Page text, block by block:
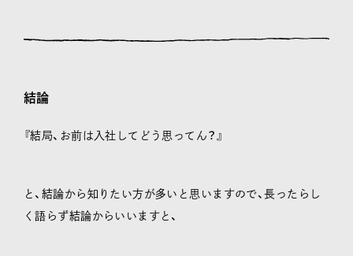
結論
『結局、お前は入社してどう思ってん？』
と、結論から知りたい方が多いと思いますので、長ったらし
く語らず結論からいいますと、